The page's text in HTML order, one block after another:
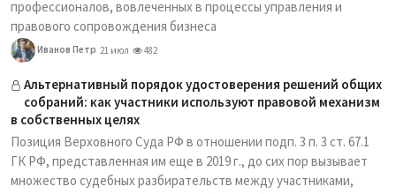
профессионалов, вовлеченных в процессы управления и
правового сопровождения бизнеса
Иванов Петр 21 июл 482
Альтернативный порядок удостоверения решений общих
собраний: как участники используют правовой механизм
в собственных целях
Позиция Верховного Суда РФ в отношении подп. 3 п. 3 ст. 67.1
ГК РФ, представленная им еще в 2019 г., до сих пор вызывает
множество судебных разбирательств между участниками,